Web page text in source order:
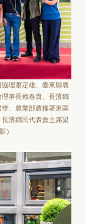
理蕭定雄、臺東縣農
事長賴春貴、長濱鄉
、農業部農糧署東區
濱鄉民代表會主席梁
）